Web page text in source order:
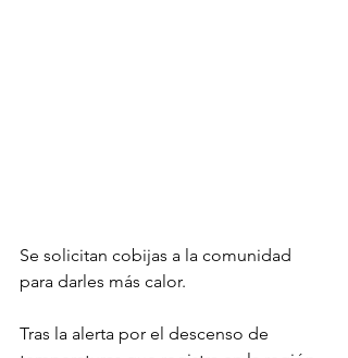
Se solicitan cobijas a la comunidad
para darles más calor.
Tras la alerta por el descenso de